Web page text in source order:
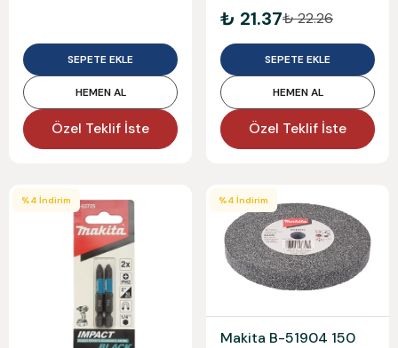
SEPETE EKLE
HEMEN AL
Özel Teklif İste
Beton Matkap Ucu
₺ 21.37₺ 22.26
SEPETE EKLE
HEMEN AL
Özel Teklif İste
%4 İndirim %4 İndirim
Makita B-51904 150